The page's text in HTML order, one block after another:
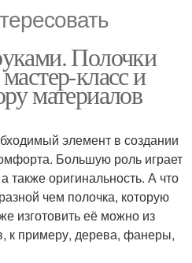
Полочки
класс и
материалов
элемент в создании
Большую роль играет
также оригинальность. А что
чем полочка, которую
изготовить её можно из
к примеру, дерева, фанеры,